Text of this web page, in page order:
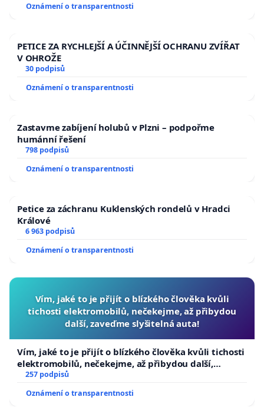
Oznámení o transparentnosti
PETICE ZA RYCHLEJŠÍ A ÚČINNĚJŠÍ OCHRANU ZVÍŘAT
V OHROŽE
30 podpisů
Oznámení o transparentnosti
Zastavme zabíjení holubů v Plzni – podpořme
humánní řešení
798 podpisů
Oznámení o transparentnosti
Petice za záchranu Kuklenských rondelů v Hradci
Králové
6 963 podpisů
Oznámení o transparentnosti
Vím, jaké to je přijít o blízkého člověka kvůli
tichosti elektromobilů, nečekejme, až přibydou
další, zaveďme slyšitelná auta!
Vím, jaké to je přijít o blízkého člověka kvůli tichosti
elektromobilů, nečekejme, až přibydou další,
zaveďme slyšitelná auta!
257 podpisů
Oznámení o transparentnosti